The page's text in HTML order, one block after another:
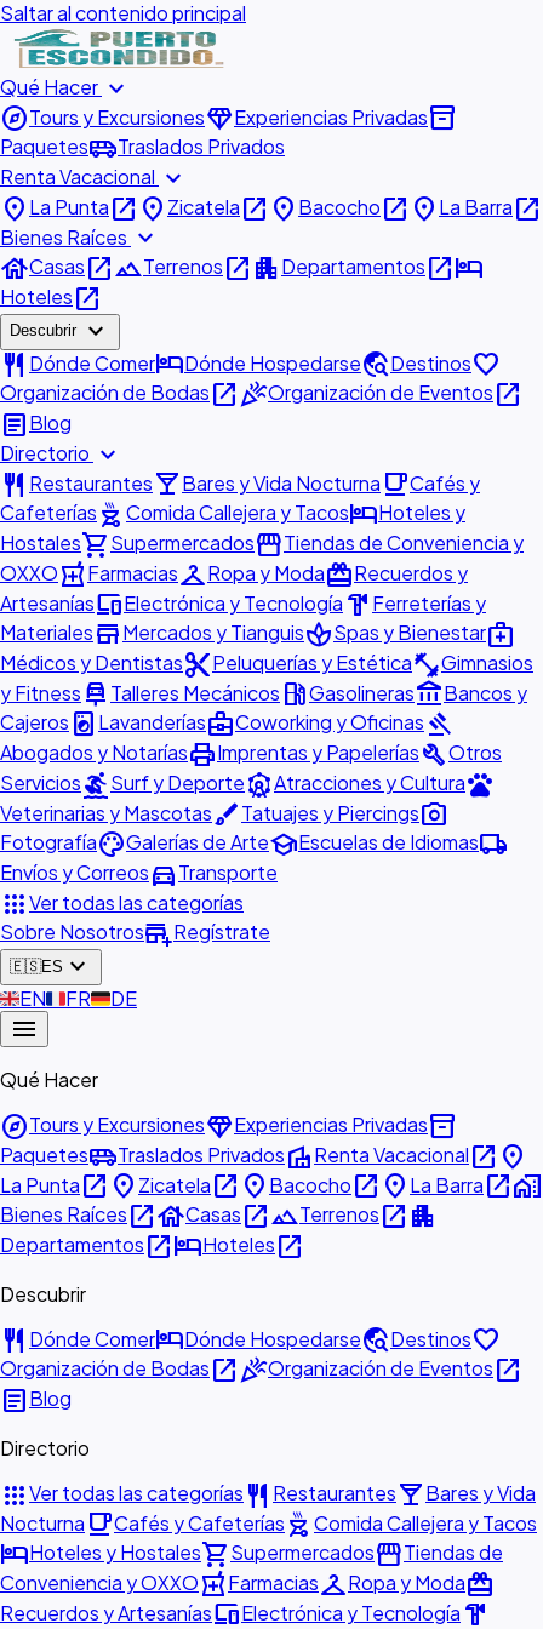
Saltar al contenido principal
Qué Hacer expand_more
exploreTours y ExcursionesdiamondExperiencias Privadasinventory_2
Paquetesairport_shuttleTraslados Privados
Renta Vacacional expand_more
place La Puntaopen_in_new place Zicatelaopen_in_new place Bacochoopen_in_new place La Barraopen_in_new
Bienes Raíces expand_more
houseCasasopen_in_newlandscapeTerrenosopen_in_new apartmentDepartamentosopen_in_newhotel
Hotelesopen_in_new
Descubrir expand_more
restaurant Dónde ComerhotelDónde Hospedarsetravel_exploreDestinosfavorite
Organización de Bodasopen_in_newcelebrationOrganización de Eventosopen_in_new
articleBlog
Directorio expand_more
restaurant Restauranteslocal_barBares y Vida Nocturna local_cafeCafés y
Cafeterías outdoor_grill Comida Callejera y TacoshotelHoteles y
Hostalesshopping_cartSupermercadosstorefrontTiendas de Conveniencia y
OXXOlocal_pharmacyFarmaciascheckroomRopa y ModaredeemRecuerdos y
ArtesaníasdevicesElectrónica y Tecnología hardware Ferreterías y
MaterialesstoreMercados y TianguisspaSpas y Bienestarmedical_services
Médicos y Dentistascontent_cutPeluquerías y Estéticafitness_centerGimnasios
y Fitness car_repair Talleres Mecánicos local_gas_stationGasolinerasaccount_balanceBancos y
Cajeros local_laundry_service Lavanderíasbusiness_centerCoworking y Oficinas gavel
Abogados y NotaríasprintImprentas y PapeleríasbuildOtros
ServiciossurfingSurf y DeporteattractionsAtracciones y Culturapets
Veterinarias y MascotasbrushTatuajes y Piercingsphoto_camera
FotografíapaletteGalerías de ArteschoolEscuelas de Idiomaslocal_shipping
Envíos y Correosdirections_carTransporte
appsVer todas las categorías
Sobre Nosotrosadd_businessRegístrate
🇪🇸ES expand_more
🇬🇧EN🇫🇷FR🇩🇪DE
menu
Qué Hacer
exploreTours y ExcursionesdiamondExperiencias Privadasinventory_2
Paquetesairport_shuttleTraslados PrivadosvillaRenta Vacacionalopen_in_new place
La Puntaopen_in_new place Zicatelaopen_in_new place Bacochoopen_in_new place La Barraopen_in_newhome_work
Bienes Raícesopen_in_newhouseCasasopen_in_newlandscapeTerrenosopen_in_new apartment
Departamentosopen_in_newhotelHotelesopen_in_new
Descubrir
restaurant Dónde ComerhotelDónde Hospedarsetravel_exploreDestinosfavorite
Organización de Bodasopen_in_newcelebrationOrganización de Eventosopen_in_new
articleBlog
Directorio
appsVer todas las categorías restaurant Restauranteslocal_barBares y Vida
Nocturna local_cafeCafés y Cafeterías outdoor_grill Comida Callejera y Tacos
hotelHoteles y Hostalesshopping_cartSupermercadosstorefrontTiendas de
Conveniencia y OXXOlocal_pharmacyFarmaciascheckroomRopa y Modaredeem
Recuerdos y ArtesaníasdevicesElectrónica y Tecnología hardware